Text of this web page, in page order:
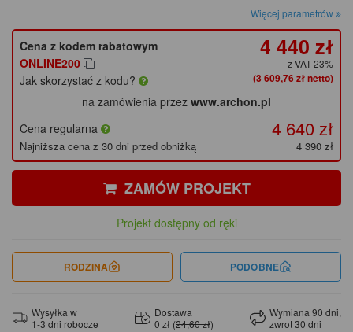
Więcej parametrów
Cena z kodem rabatowym
ONLINE200
Jak skorzystać z kodu?
4 440 zł
z VAT 23%
(3 609,76 zł netto)
na zamówienia przez www.archon.pl
Cena regularna
4 640 zł
Najniższa cena z 30 dni przed obniżką 4 390 zł
ZAMÓW PROJEKT
Projekt dostępny od ręki
RODZINA PODOBNE
Wysyłka w
1-3 dni robocze
Dostawa
0 zł (24,60 zł)
Wymiana 90 dni,
zwrot 30 dni